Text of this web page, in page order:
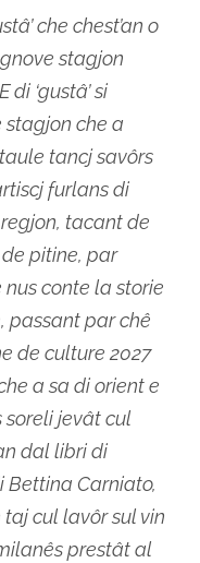
che chest’an o
stagjon
‘gustâ’ si
che a
tancj savôrs
furlans di
tacant de
pitine, par
conte la storie
passant par chê
de culture 2027
a sa di orient e
jevât cul
dal libri di
Bettina Carniato,
cul lavôr sul vin
prestât al